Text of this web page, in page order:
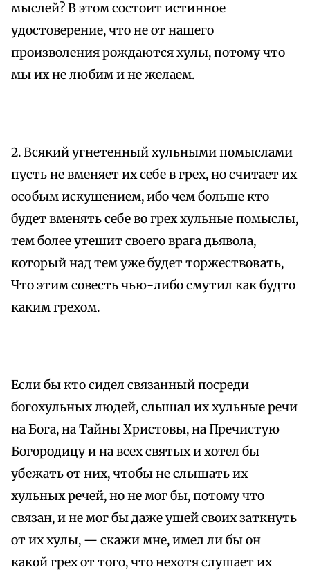
мыслей? В этом состоит истинное
удостоверение, что не от нашего
произволения рождаются хулы, потому что
мы их не любим и не желаем.
2. Всякий угнетенный хульными помыслами
пусть не вменяет их себе в грех, но считает их
особым искушением, ибо чем больше кто
будет вменять себе во грех хульные помыслы,
тем более утешит своего врага дьявола,
который над тем уже будет торжествовать,
Что этим совесть чью-либо смутил как будто
каким грехом.
Если бы кто сидел связанный посреди
богохульных людей, слышал их хульные речи
на Бога, на Тайны Христовы, на Пречистую
Богородицу и на всех святых и хотел бы
убежать от них, чтобы не слышать их
хульных речей, но не мог бы, потому что
связан, и не мог бы даже ушей своих заткнуть
от их хулы, — скажи мне, имел ли бы он
какой грех от того, что нехотя слушает их